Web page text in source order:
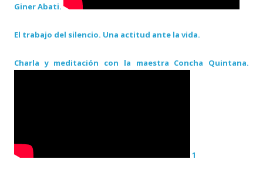
Giner Abati.
El trabajo del silencio. Una actitud ante la vida.
Charla y meditación con la maestra Concha Quintana.
1